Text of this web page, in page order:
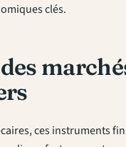
clés.
ces instruments